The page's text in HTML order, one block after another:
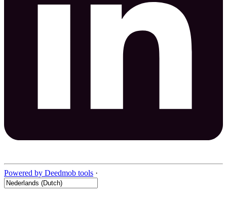
Powered by Deedmob tools ·